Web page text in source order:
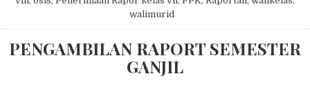
walimurid
PENGAMBILAN RAPORT SEMESTER
GANJIL